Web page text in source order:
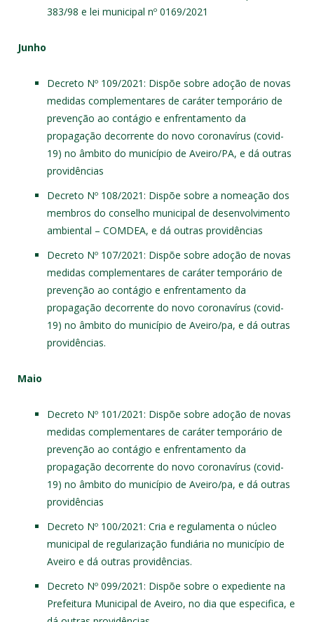
383/98 e lei municipal nº 0169/2021
Junho
Decreto Nº 109/2021: Dispõe sobre adoção de novas
medidas complementares de caráter temporário de
prevenção ao contágio e enfrentamento da
propagação decorrente do novo coronavírus (covid-
19) no âmbito do município de Aveiro/PA, e dá outras
providências
Decreto Nº 108/2021: Dispõe sobre a nomeação dos
membros do conselho municipal de desenvolvimento
ambiental – COMDEA, e dá outras providências
Decreto Nº 107/2021: Dispõe sobre adoção de novas
medidas complementares de caráter temporário de
prevenção ao contágio e enfrentamento da
propagação decorrente do novo coronavírus (covid-
19) no âmbito do município de Aveiro/pa, e dá outras
providências.
Maio
Decreto Nº 101/2021: Dispõe sobre adoção de novas
medidas complementares de caráter temporário de
prevenção ao contágio e enfrentamento da
propagação decorrente do novo coronavírus (covid-
19) no âmbito do município de Aveiro/pa, e dá outras
providências
Decreto Nº 100/2021: Cria e regulamenta o núcleo
municipal de regularização fundiária no município de
Aveiro e dá outras providências.
Decreto Nº 099/2021: Dispõe sobre o expediente na
Prefeitura Municipal de Aveiro, no dia que especifica, e